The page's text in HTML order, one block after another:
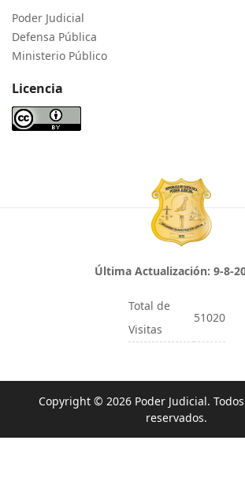
Poder Judicial
Defensa Pública
Ministerio Público
Licencia
Última Actualización: 9-8-
Total de
Visitas
51020
Copyright © 2026 Poder Judicial.
reservados.